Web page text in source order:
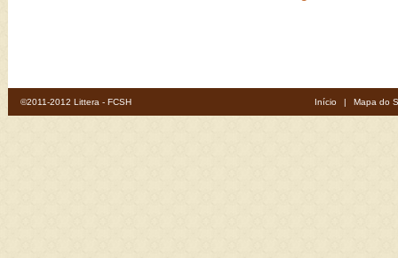
©2011-2012 Littera - FCSH Início | Mapa do